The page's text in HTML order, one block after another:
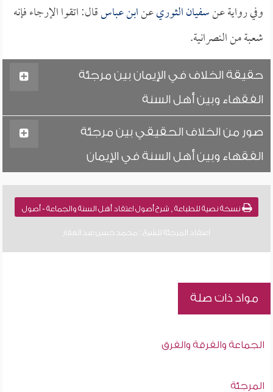
وفي رواية عنسفيان الثوريعنابن عباسقال: اتقوا الإرجاء فإنه
شعبة من النصرانية.
حقيقة الخلاف في الإيمان بين مرجئة
الفقهاء وبين أهل السنة
صور من الخلاف الحقيقي بين مرجئة
الفقهاء وبين أهل السنة في الإيمان
نسخة نصية للطباعة , شرح أصول اعتقاد أهل السنة والجماعة - أصول
اعتقاد المرجئة للشيخ : محمد حسن عبد الغفار
مواد ذات صلة
الجماعة والفرقة والفرق
المرجئة